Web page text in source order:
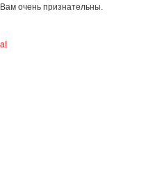
очень признательны.